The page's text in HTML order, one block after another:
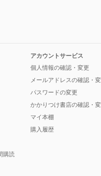
購読
アカウントサービス
個人情報の確認・変更
メールアドレスの確認・
パスワードの変更
かかりつけ書店の確認・
マイ本棚
購入履歴